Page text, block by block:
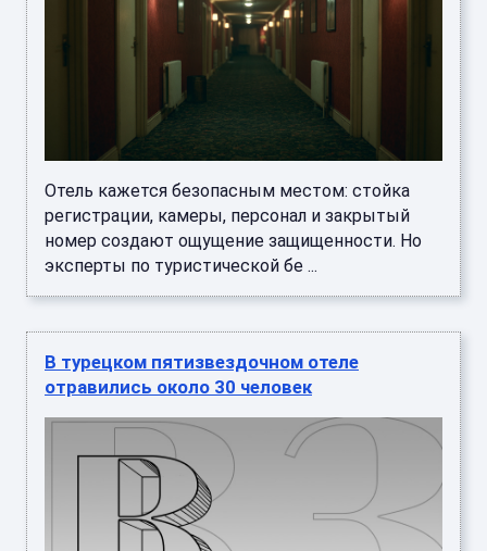
Отель кажется безопасным местом: стойка
регистрации, камеры, персонал и закрытый
номер создают ощущение защищенности. Но
эксперты по туристической бе ...
В турецком пятизвездочном отеле
отравились около 30 человек